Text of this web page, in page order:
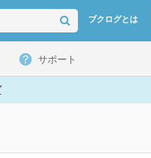
ブクログとは
サポート